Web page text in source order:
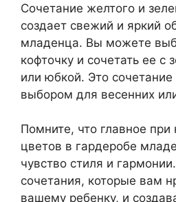
Сочетание желтого и
создает свежий и яркий
младенца. Вы можете
кофточку и сочетать ее
или юбкой. Это
выбором для весенних
Помните, что главное
цветов в гардеробе
чувство стиля и
сочетания, которые вам
вашему ребенку, и